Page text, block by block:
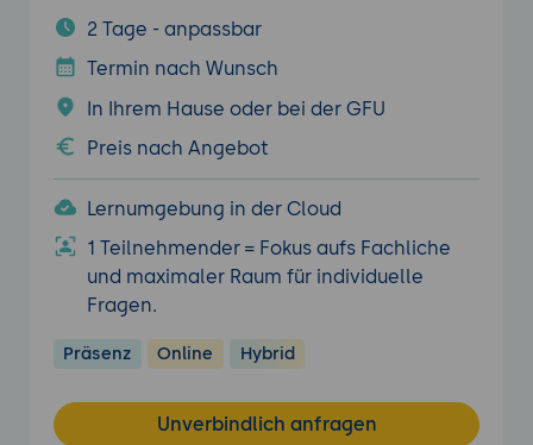
2 Tage - anpassbar
Termin nach Wunsch
In Ihrem Hause oder bei der GFU
Preis nach Angebot
Lernumgebung in der Cloud
1 Teilnehmender = Fokus aufs Fachliche
und maximaler Raum für individuelle
Fragen.
Präsenz Online Hybrid
Unverbindlich anfragen